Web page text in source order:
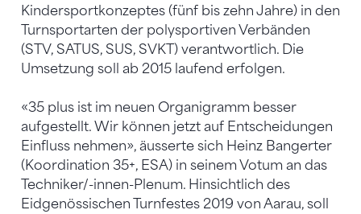
Kindersportkonzeptes (fünf bis zehn Jahre) in den
Turnsportarten der polysportiven Verbänden
(STV, SATUS, SUS, SVKT) verantwortlich. Die
Umsetzung soll ab 2015 laufend erfolgen.
«35 plus ist im neuen Organigramm besser
aufgestellt. Wir können jetzt auf Entscheidungen
Einfluss nehmen», äusserte sich Heinz Bangerter
(Koordination 35+, ESA) in seinem Votum an das
Techniker/-innen-Plenum. Hinsichtlich des
Eidgenössischen Turnfestes 2019 von Aarau, soll